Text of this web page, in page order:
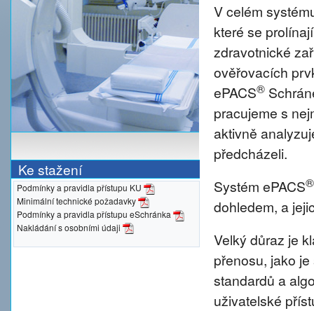
Ke stažení
Podmínky a pravidla přístupu KU
Minimální technické požadavky
Podmínky a pravidla přístupu eSchránka
Nakládání s osobními údaji
V celém
které se
zdravotnické
ověřovacích
ePACS®
pracujeme s
aktivně
předcházeli.
Systém ePACS®
dohledem, a
Velký důraz je
přenosu, jako
standardů a
uživatelské